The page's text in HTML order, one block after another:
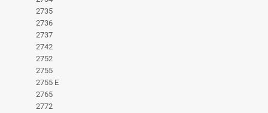
2735
2736
2737
2742
2752
2755
2755 E
2765
2772